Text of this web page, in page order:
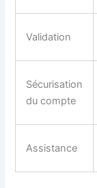
Validation
Sécurisation
du compte
Assistance